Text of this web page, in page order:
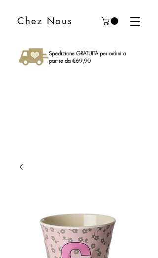
Chez Nous
Spedizione GRATUITA per ordini a
partire da €69,90